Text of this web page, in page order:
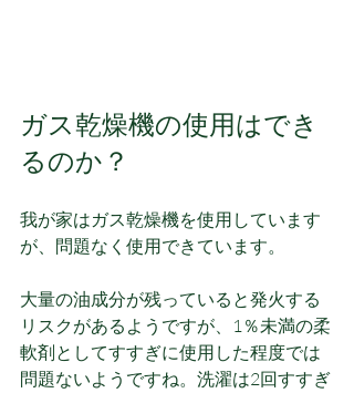
ガス乾燥機の使用はでき
るのか？
我が家はガス乾燥機を使用しています
が、問題なく使用できています。
大量の油成分が残っていると発火する
リスクがあるようですが、1％未満の柔
軟剤としてすすぎに使用した程度では
問題ないようですね。洗濯は2回すすぎ